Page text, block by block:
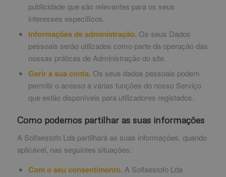
publicidade que são relevantes para os seus
interesses específicos.
Informações de administração. Os seus Dados
pessoais serão utilizados como parte da operação das
nossas práticas de Administração do site.
Gerir a sua conta. Os seus dados pessoais podem
permitir o acesso a várias funções do nosso Serviço
que estão disponíveis para utilizadores registados.
Como podemos partilhar as suas informações
A Solfaestofo Lda partilhará as suas informações, quando
aplicável, nas seguintes situações:
Com o seu consentimento. A Solfaestofo Lda